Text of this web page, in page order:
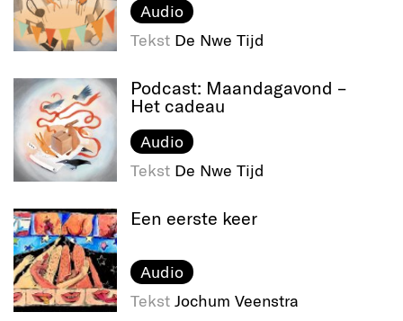
Audio
Tekst De Nwe Tijd
Podcast: Maandagavond –
Het cadeau
Audio
Tekst De Nwe Tijd
Een eerste keer
Audio
Tekst Jochum Veenstra